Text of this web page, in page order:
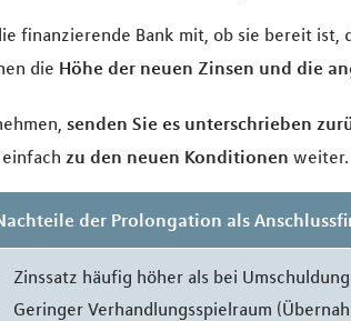
finanzierende Bank mit, ob sie bereit ist,
die Höhe der neuen Zinsen und die
senden Sie es unterschrieben
zu den neuen Konditionen weiter.
der Prolongation als
Zinssatz häufig höher als bei Umschuldung
Geringer Verhandlungsspielraum